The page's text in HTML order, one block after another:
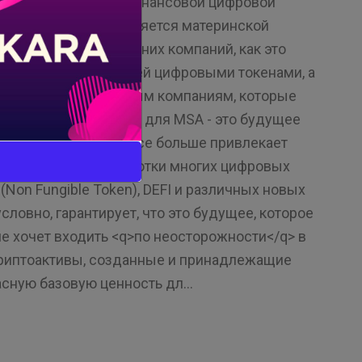
осуществляется материнской
независимых дочерних компаний, как это
владеющей цифровыми токенами, а
услуги различным компаниям, которые
блокчейн для MSA - это будущее
в 2011 году, все больше привлекает
основой для обработки многих цифровых
Fungible Token), DEFI и различных новых
гарантирует, что это будущее, которое
хочет входить <q>по неосторожности</q> в
созданные и принадлежащие
базовую ценность дл...